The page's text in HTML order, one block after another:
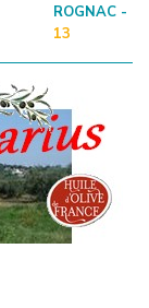
ROGNAC -
13